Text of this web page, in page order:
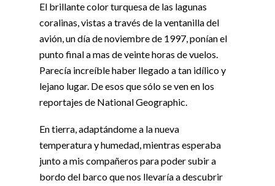
El brillante color turquesa de las lagunas
coralinas, vistas a través de la ventanilla del
avión, un día de noviembre de 1997, ponían el
punto final a mas de veinte horas de vuelos.
Parecía increíble haber llegado a tan idílico y
lejano lugar. De esos que sólo se ven en los
reportajes de National Geographic.
En tierra, adaptándome a la nueva
temperatura y humedad, mientras esperaba
junto a mis compañeros para poder subir a
bordo del barco que nos llevaría a descubrir